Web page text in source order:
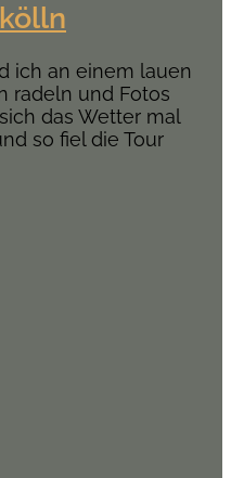
ich an einem lauen
radeln und Fotos
das Wetter mal
so fiel die Tour